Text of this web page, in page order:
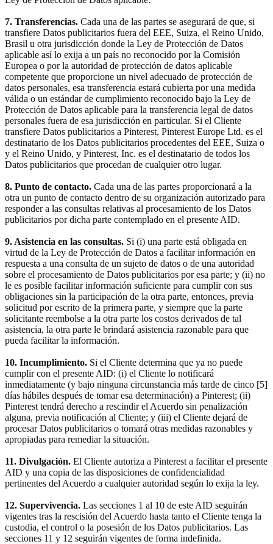
7. Transferencias. Cada una de las partes se asegurará de que, si
transfiere Datos publicitarios fuera del EEE, Suiza, el Reino Unido,
Brasil u otra jurisdicción donde la Ley de Protección de Datos
aplicable así lo exija a un país no reconocido por la Comisión
Europea o por la autoridad de protección de datos aplicable
competente que proporcione un nivel adecuado de protección de
datos personales, esa transferencia estará cubierta por una medida
válida o un estándar de cumplimiento reconocido bajo la Ley de
Protección de Datos aplicable para la transferencia legal de datos
personales fuera de esa jurisdicción en particular. Si el Cliente
transfiere Datos publicitarios a Pinterest, Pinterest Europe Ltd. es el
destinatario de los Datos publicitarios procedentes del EEE, Suiza o
y el Reino Unido, y Pinterest, Inc. es el destinatario de todos los
Datos publicitarios que procedan de cualquier otro lugar.
8. Punto de contacto. Cada una de las partes proporcionará a la
otra un punto de contacto dentro de su organización autorizado para
responder a las consultas relativas al procesamiento de los Datos
publicitarios por dicha parte contemplado en el presente AID.
9. Asistencia en las consultas. Si (i) una parte está obligada en
virtud de la Ley de Protección de Datos a facilitar información en
respuesta a una consulta de un sujeto de datos o de una autoridad
sobre el procesamiento de Datos publicitarios por esa parte; y (ii) no
le es posible facilitar información suficiente para cumplir con sus
obligaciones sin la participación de la otra parte, entonces, previa
solicitud por escrito de la primera parte, y siempre que la parte
solicitante reembolse a la otra parte los costos derivados de tal
asistencia, la otra parte le brindará asistencia razonable para que
pueda facilitar la información.
10. Incumplimiento. Si el Cliente determina que ya no puede
cumplir con el presente AID: (i) el Cliente lo notificará
inmediatamente (y bajo ninguna circunstancia más tarde de cinco [5]
días hábiles después de tomar esa determinación) a Pinterest; (ii)
Pinterest tendrá derecho a rescindir el Acuerdo sin penalización
alguna, previa notificación al Cliente; y (iii) el Cliente dejará de
procesar Datos publicitarios o tomará otras medidas razonables y
apropiadas para remediar la situación.
11. Divulgación. El Cliente autoriza a Pinterest a facilitar el presente
AID y una copia de las disposiciones de confidencialidad
pertinentes del Acuerdo a cualquier autoridad según lo exija la ley.
12. Supervivencia. Las secciones 1 al 10 de este AID seguirán
vigentes tras la rescisión del Acuerdo hasta tanto el Cliente tenga la
custodia, el control o la posesión de los Datos publicitarios. Las
secciones 11 y 12 seguirán vigentes de forma indefinida.